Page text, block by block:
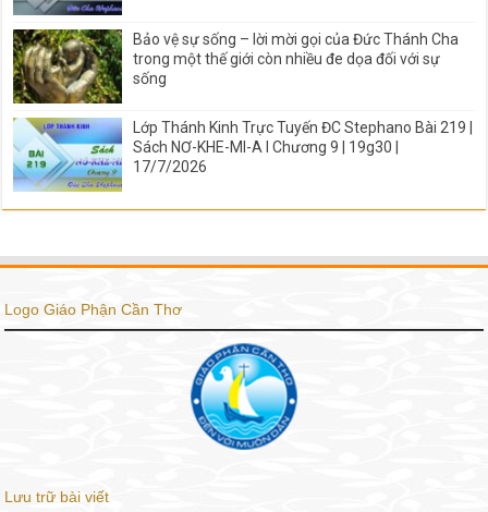
Bảo vệ sự sống – lời mời gọi của Đức Thánh Cha
trong một thế giới còn nhiều đe dọa đối với sự
sống
Lớp Thánh Kinh Trực Tuyến ĐC Stephano Bài 219 |
Sách NƠ-KHE-MI-A I Chương 9 | 19g30 |
17/7/2026
Logo Giáo Phận Cần Thơ
Lưu trữ bài viết